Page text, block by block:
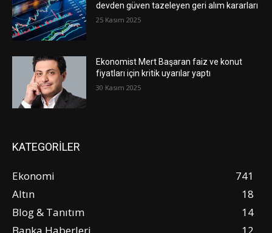
devden güven tazeleyen geri alım kararları
25 Kasım 2025
Ekonomist Mert Başaran faiz ve konut
fiyatları için kritik uyarılar yaptı
30 Kasım 2025
KATEGORİLER
Ekonomi
741
Altın
18
Blog & Tanıtım
14
Banka Haberleri
12